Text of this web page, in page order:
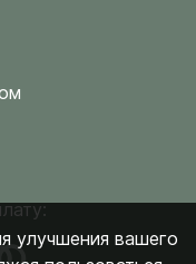
улучшения вашего